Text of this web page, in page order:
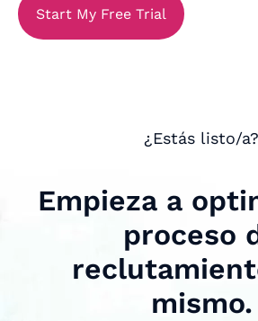
Start My Free Trial
¿Estás listo/a?
Empieza a
proceso
mismo.